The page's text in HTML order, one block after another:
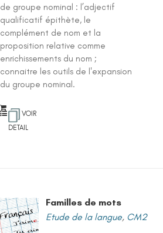
de groupe nominal : l’adjectif
qualificatif épithète, le
complément de nom et la
proposition relative comme
enrichissements du nom ;
connaitre les outils de l'expansion
du groupe nominal.
VOIR
DETAIL
Familles de mots
Etude de la langue, CM2